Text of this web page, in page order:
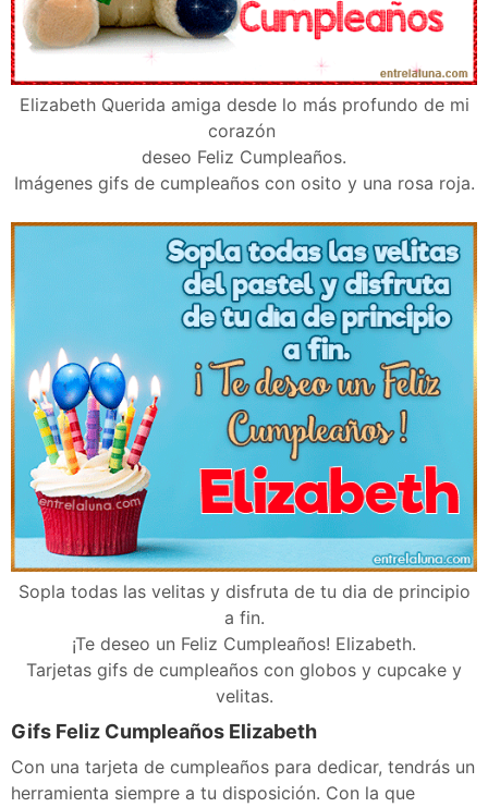
Elizabeth Querida amiga desde lo más profundo de mi
corazón
deseo Feliz Cumpleaños.
Imágenes gifs de cumpleaños con osito y una rosa roja.
Sopla todas las velitas y disfruta de tu dia de principio
a fin.
¡Te deseo un Feliz Cumpleaños! Elizabeth.
Tarjetas gifs de cumpleaños con globos y cupcake y
velitas.
Gifs Feliz Cumpleaños Elizabeth
Con una tarjeta de cumpleaños para dedicar, tendrás un
herramienta siempre a tu disposición. Con la que